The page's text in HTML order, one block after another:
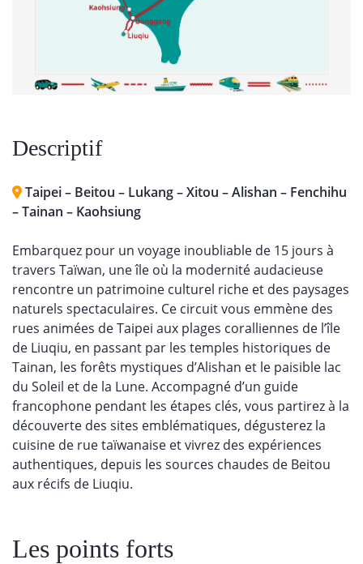
Descriptif
Taipei – Beitou – Lukang – Xitou – Alishan – Fenchihu
– Tainan – Kaohsiung
Embarquez pour un voyage inoubliable de 15 jours à
travers Taïwan, une île où la modernité audacieuse
rencontre un patrimoine culturel riche et des paysages
naturels spectaculaires. Ce circuit vous emmène des
rues animées de Taipei aux plages coralliennes de l’île
de Liuqiu, en passant par les temples historiques de
Tainan, les forêts mystiques d’Alishan et le paisible lac
du Soleil et de la Lune. Accompagné d’un guide
francophone pendant les étapes clés, vous partirez à la
découverte des sites emblématiques, dégusterez la
cuisine de rue taïwanaise et vivrez des expériences
authentiques, depuis les sources chaudes de Beitou
aux récifs de Liuqiu.
Les points forts